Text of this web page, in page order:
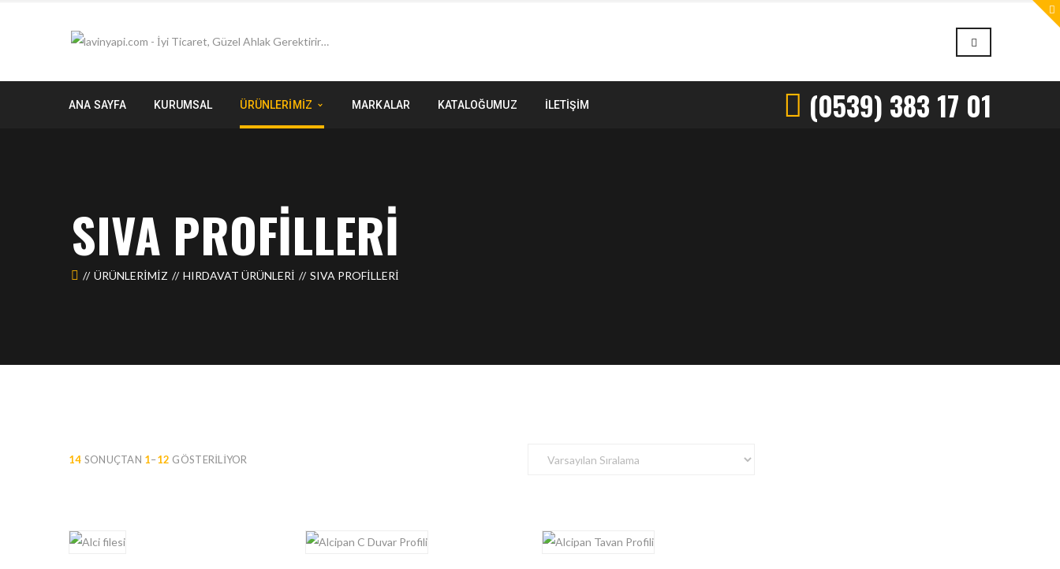
ANA SAYFA KURUMSAL ÜRÜNLERİMİZ MARKALAR KATALOĞUMUZ İLETIŞIM (0539) 383 17 01
SIVA PROFILLERI
ÜRÜNLERIMIZ HIRDAVAT ÜRÜNLERİ SIVA PROFILLERI
14 SONUÇTAN 1–12 GÖSTERILIYOR